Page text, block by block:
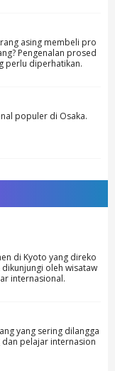
asing membeli pro
Pengenalan prosed
perlu diperhatikan.
populer di Osaka.
di Kyoto yang direko
oleh wisataw
internasional.
yang sering dilangga
pelajar internasion